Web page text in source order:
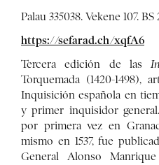
Palau 335038. Vekene 107. BS
https://sefarad.ch/xqfA6
Tercera edición de las
Torquemada (1420-
Inquisición española en
y primer inquisidor
por primera vez en
mismo en 1537, fue
General Alonso